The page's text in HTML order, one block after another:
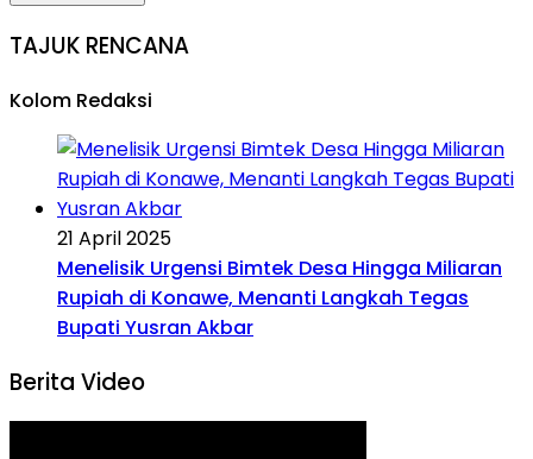
TAJUK RENCANA
Kolom Redaksi
21 April 2025
Menelisik Urgensi Bimtek Desa Hingga Miliaran
Rupiah di Konawe, Menanti Langkah Tegas
Bupati Yusran Akbar
Berita Video